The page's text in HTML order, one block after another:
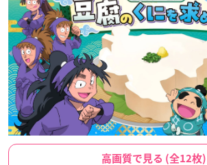
高画質で見る (全12枚)